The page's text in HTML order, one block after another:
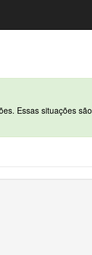
Essas situações são